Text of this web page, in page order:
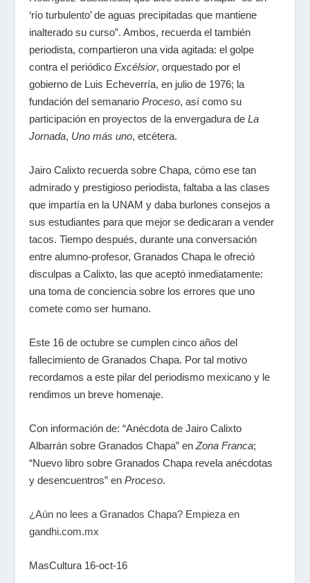
‘río turbulento’ de aguas precipitadas que mantiene
inalterado su curso”. Ambos, recuerda el también
periodista, compartieron una vida agitada: el golpe
contra el periódicoExcélsior, orquestado por el
gobierno de Luis Echeverría, en julio de 1976; la
fundación del semanarioProceso, así como su
participación en proyectos de la envergadura de La
Jornada, Uno más uno, etcétera.
Jairo Calixto recuerda sobre Chapa, cómo ese tan
admirado y prestigioso periodista, faltaba a las clases
que impartía en la UNAM y daba burlones consejos a
sus estudiantes para que mejor se dedicaran a vender
tacos. Tiempo después, durante una conversación
entre alumno-profesor, Granados Chapa le ofreció
disculpas a Calixto, las que aceptó inmediatamente:
una toma de conciencia sobre los errores que uno
comete como ser humano.
Este 16 de octubre se cumplen cinco años del
fallecimiento de Granados Chapa. Por tal motivo
recordamos a este pilar del periodismo mexicano y le
rendimos un breve homenaje.
Con información de: “Anécdota de Jairo Calixto
Albarrán sobre Granados Chapa” enZona Franca;
“Nuevo libro sobre Granados Chapa revela anécdotas
y desencuentros” enProceso.
¿Aún no lees a Granados Chapa? Empieza en
gandhi.com.mx
MasCultura 16-oct-16